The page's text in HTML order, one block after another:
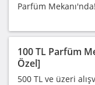
Parfüm Mekanı'nda!
100 TL Parfüm
Özel]
500 TL ve üzeri